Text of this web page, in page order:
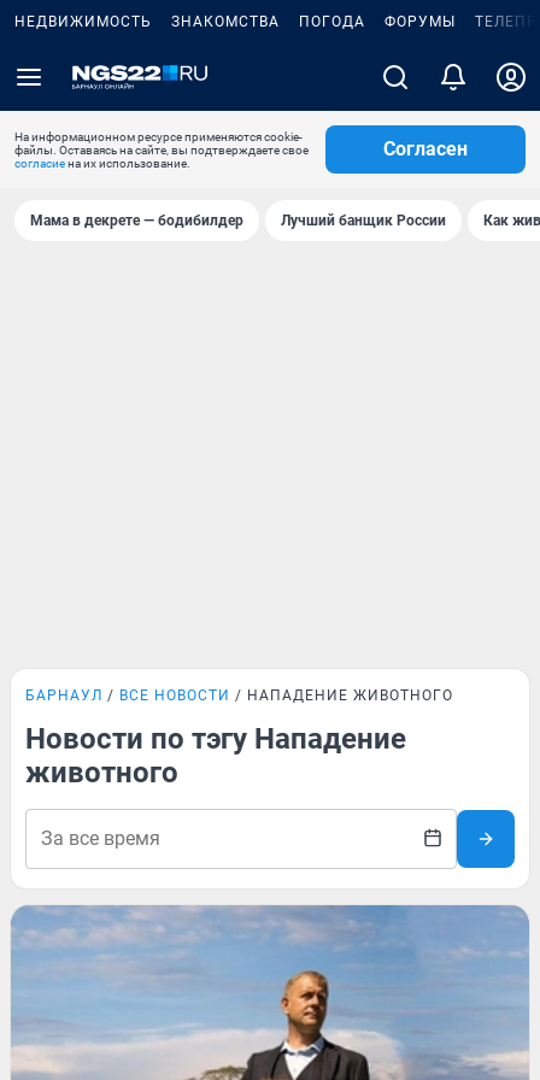
НЕДВИЖИМОСТЬ ЗНАКОМСТВА ПОГОДА ФОРУМЫ
На информационном ресурсе применяются cookie-
файлы. Оставаясь на сайте, вы подтверждаете свое
согласиена их использование.
Согласен
Мама в декрете — бодибилдер Лучший банщик России Как
БАРНАУЛ ВСЕ НОВОСТИ НАПАДЕНИЕ ЖИВОТНОГО
Новости по тэгу Нападение
животного